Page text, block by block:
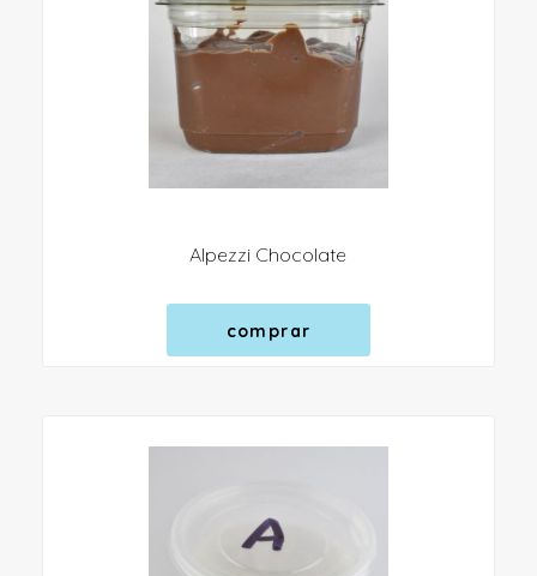
Alpezzi Chocolate
comprar